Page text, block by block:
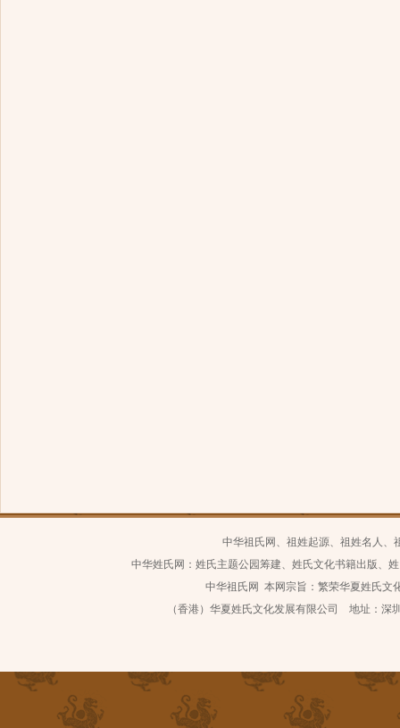
中华祖氏网、祖姓起源、祖姓名人、
中华姓氏网：姓氏主题公园筹建、姓氏文化书籍出版、
中华祖氏网 本网宗旨：繁荣华夏姓氏文
（香港）华夏姓氏文化发展有限公司 地址：